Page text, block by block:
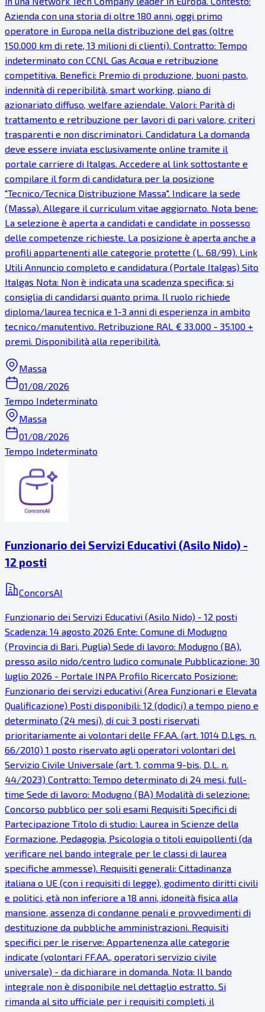
Azienda con una storia di oltre 180 anni, oggi primo
operatore in Europa nella distribuzione del gas (oltre
150.000 km di rete, 13 milioni di clienti). Contratto: Tempo
indeterminato con CCNL Gas Acqua e retribuzione
competitiva. Benefici: Premio di produzione, buoni pasto,
indennità di reperibilità, smart working, piano di
azionariato diffuso, welfare aziendale. Valori: Parità di
trattamento e retribuzione per lavori di pari valore, criteri
trasparenti e non discriminatori. Candidatura La domanda
deve essere inviata esclusivamente online tramite il
portale carriere di Italgas. Accedere al link sottostante e
compilare il form di candidatura per la posizione
"Tecnico/Tecnica Distribuzione Massa". Indicare la sede
(Massa). Allegare il curriculum vitae aggiornato. Nota bene:
La selezione è aperta a candidati e candidate in possesso
delle competenze richieste. La posizione è aperta anche a
profili appartenenti alle categorie protette (L. 68/99). Link
Utili Annuncio completo e candidatura (Portale Italgas) Sito
Italgas Nota: Non è indicata una scadenza specifica; si
consiglia di candidarsi quanto prima. Il ruolo richiede
diploma/laurea tecnica e 1-3 anni di esperienza in ambito
tecnico/manutentivo. Retribuzione RAL € 33.000 - 35.100 +
premi. Disponibilità alla reperibilità.
Massa
01/08/2026
Tempo Indeterminato
Massa
01/08/2026
Tempo Indeterminato
Funzionario dei Servizi Educativi (Asilo Nido) -
12 posti
ConcorsAI
Funzionario dei Servizi Educativi (Asilo Nido) - 12 posti
Scadenza: 14 agosto 2026 Ente: Comune di Modugno
(Provincia di Bari, Puglia) Sede di lavoro: Modugno (BA),
presso asilo nido/centro ludico comunale Pubblicazione: 30
luglio 2026 - Portale INPA Profilo Ricercato Posizione:
Funzionario dei servizi educativi (Area Funzionari e Elevata
Qualificazione) Posti disponibili: 12 (dodici) a tempo pieno e
determinato (24 mesi), di cui: 3 posti riservati
prioritariamente ai volontari delle FF.AA. (art. 1014 D.Lgs. n.
66/2010) 1 posto riservato agli operatori volontari del
Servizio Civile Universale (art. 1, comma 9-bis, D.L. n.
44/2023) Contratto: Tempo determinato di 24 mesi, full-
time Sede di lavoro: Modugno (BA) Modalità di selezione:
Concorso pubblico per soli esami Requisiti Specifici di
Partecipazione Titolo di studio: Laurea in Scienze della
Formazione, Pedagogia, Psicologia o titoli equipollenti (da
verificare nel bando integrale per le classi di laurea
specifiche ammesse). Requisiti generali: Cittadinanza
italiana o UE (con i requisiti di legge), godimento diritti civili
e politici, età non inferiore a 18 anni, idoneità fisica alla
mansione, assenza di condanne penali e provvedimenti di
destituzione da pubbliche amministrazioni. Requisiti
specifici per le riserve: Appartenenza alle categorie
indicate (volontari FF.AA., operatori servizio civile
universale) - da dichiarare in domanda. Nota: Il bando
integrale non è disponibile nel dettaglio estratto. Si
rimanda al sito ufficiale per i requisiti completi, il